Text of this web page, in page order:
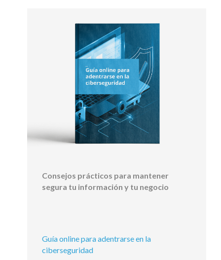
Consejos prácticos para mantener
segura tu información y tu negocio
Guía online para adentrarse en la
ciberseguridad